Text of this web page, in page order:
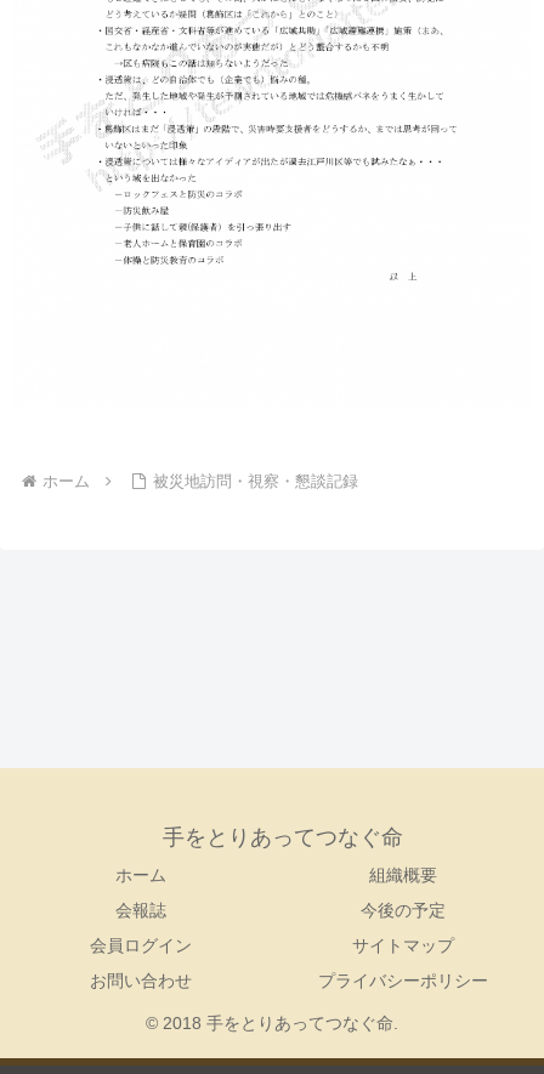
ホーム 被災地訪問・視察・懇談記録
手をとりあってつなぐ命
ホーム
組織概要
会報誌
今後の予定
会員ログイン
サイトマップ
お問い合わせ
プライバシーポリシー
© 2018 手をとりあってつなぐ命.